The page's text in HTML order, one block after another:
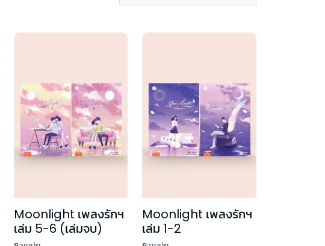
Moonlight เพลงรักฯ
เล่ม 5-6 (เล่มจบ)
Moonlight เพลงรักฯ
เล่ม 1-2